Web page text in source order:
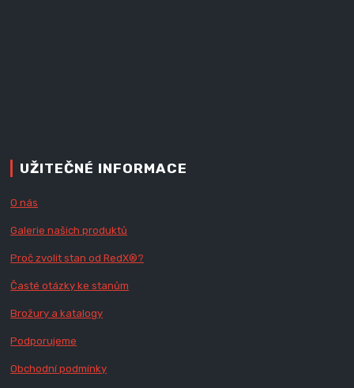
UŽITEČNÉ INFORMACE
O nás
Galerie našich produktů
Proč zvolit stan od RedX®?
Časté otázky ke stanům
Brožury a katalogy
Podporujeme
Obchodní podmínky